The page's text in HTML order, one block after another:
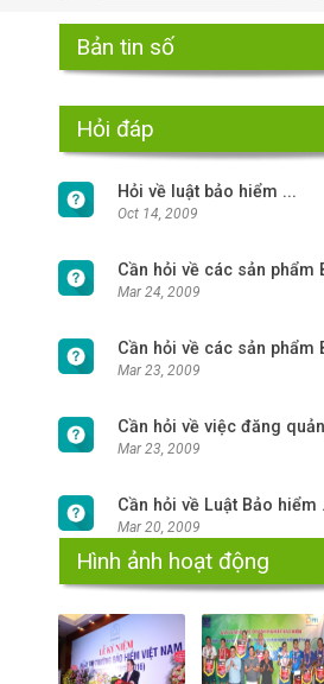
Bản tin số
Hỏi đáp
Hỏi về luật bảo hiểm ...
Oct 14, 2009
Cần hỏi về các sản phẩm
Mar 24, 2009
Cần hỏi về các sản phẩm
Mar 23, 2009
Cần hỏi về việc đăng
Mar 23, 2009
Cần hỏi về Luật Bảo hiểm
Mar 20, 2009
Hình ảnh hoạt động